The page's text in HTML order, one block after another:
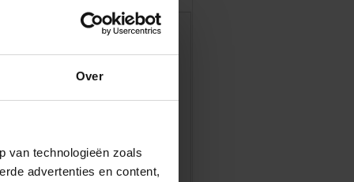
Over
van technologieën zoals
advertenties en content,
aankomstdatum, aantal nachten en